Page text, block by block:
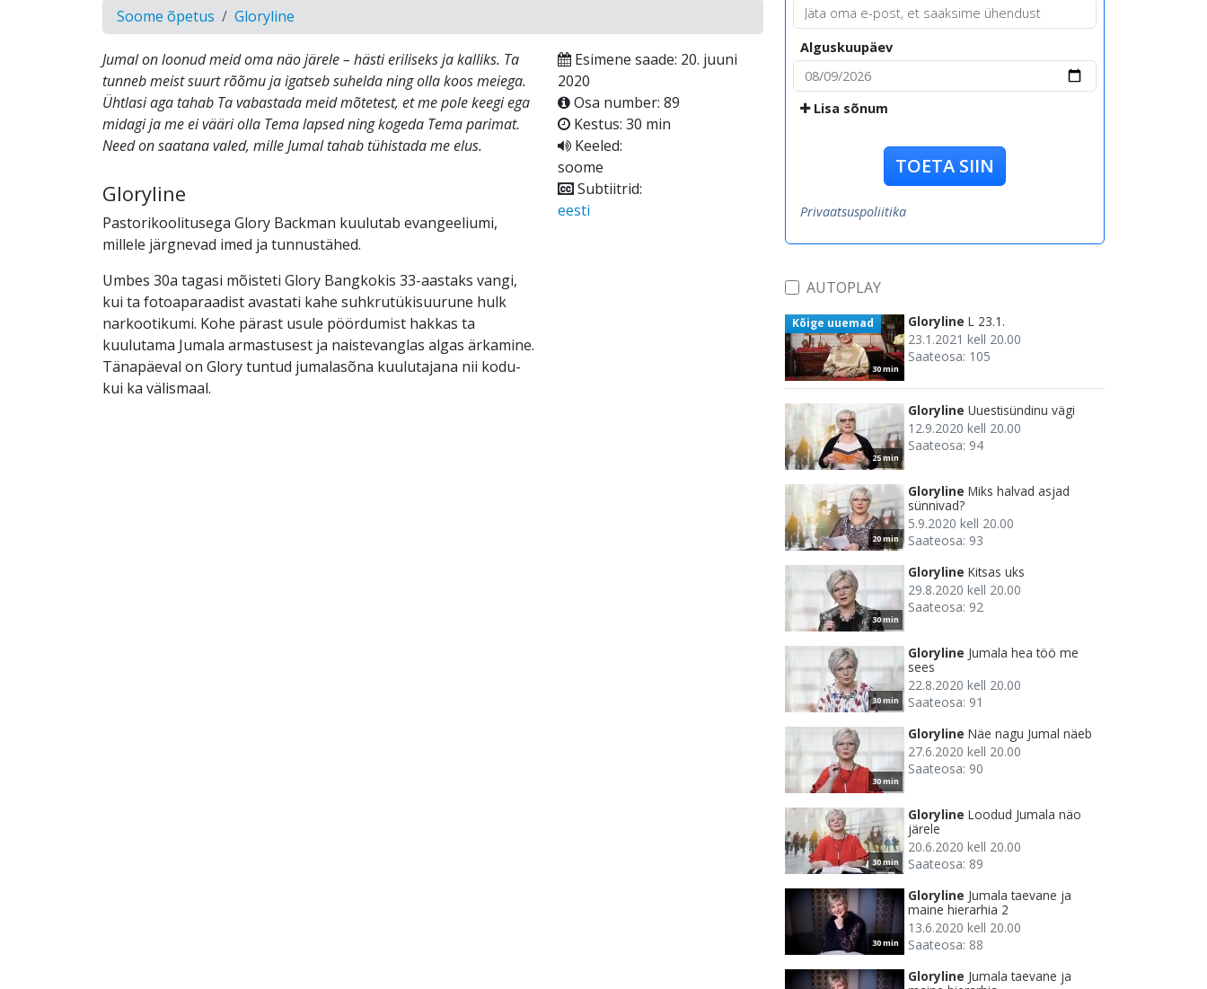
Soome õpetus Gloryline
Jumal on loonud meid oma näo järele – hästi eriliseks ja kalliks. Ta
tunneb meist suurt rõõmu ja igatseb suhelda ning olla koos meiega.
Ühtlasi aga tahab Ta vabastada meid mõtetest, et me pole keegi ega
midagi ja me ei vääri olla Tema lapsed ning kogeda Tema parimat.
Need on saatana valed, mille Jumal tahab tühistada me elus.
Gloryline
Pastorikoolitusega Glory Backman kuulutab evangeeliumi,
millele järgnevad imed ja tunnustähed.
Umbes 30a tagasi mõisteti Glory Bangkokis 33-aastaks vangi,
kui ta fotoaparaadist avastati kahe suhkrutükisuurune hulk
narkootikumi. Kohe pärast usule pöördumist hakkas ta
kuulutama Jumala armastusest ja naistevanglas algas ärkamine.
Tänapäeval on Glory tuntud jumalasõna kuulutajana nii kodu-
kui ka välismaal.
Esimene saade: 20. juuni
2020
Osa number: 89
Kestus: 30 min
Keeled:
soome
Subtiitrid:
eesti
Alguskuupäev
Lisa sõnum
TOETA SIIN
Privaatsuspoliitika
AUTOPLAY
30 min
Kõige uuemad Gloryline L 23.1.
23.1.2021 kell 20.00
Saateosa: 105
25 min
Gloryline Uuestisündinu vägi
12.9.2020 kell 20.00
Saateosa: 94
20 min
Gloryline Miks halvad asjad
sünnivad?
5.9.2020 kell 20.00
Saateosa: 93
30 min
Gloryline Kitsas uks
29.8.2020 kell 20.00
Saateosa: 92
30 min
Gloryline Jumala hea töö me
sees
22.8.2020 kell 20.00
Saateosa: 91
30 min
Gloryline Näe nagu Jumal näeb
27.6.2020 kell 20.00
Saateosa: 90
30 min
Gloryline Loodud Jumala näo
järele
20.6.2020 kell 20.00
Saateosa: 89
30 min
Gloryline Jumala taevane ja
maine hierarhia 2
13.6.2020 kell 20.00
Saateosa: 88
Gloryline Jumala taevane ja